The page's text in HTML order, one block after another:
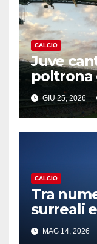
CALCIO
Juve
poltrona
ritorno
GIU 25, 2026
CALCIO
Tra
surreali
MAG 14, 2026